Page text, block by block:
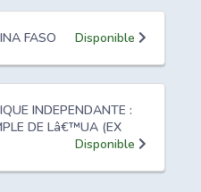
FASO Disponible
INDEPENDANTE :
DE Lâ€™UA (EX
Disponible